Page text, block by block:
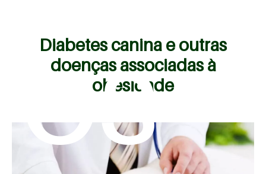
Diabetes canina e outras
doenças associadas à
obesidade